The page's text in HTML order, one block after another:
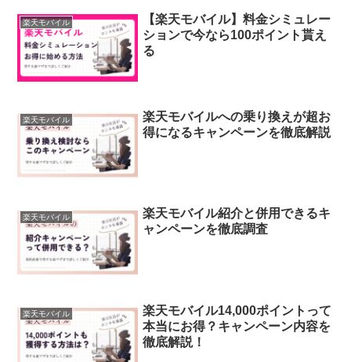
楽天モバイル
【楽天モバイル】料金シミュレー
ションで今なら100ポイント貰え
る
楽天モバイル
楽天モバイルへの乗り換えが超お
得になるキャンペーンを徹底解説
楽天モバイル
楽天モバイル紹介と併用できるキ
ャンペーンを徹底調査
楽天モバイル
楽天モバイル14,000ポイントって
本当にお得？キャンペーン内容を
徹底解説！